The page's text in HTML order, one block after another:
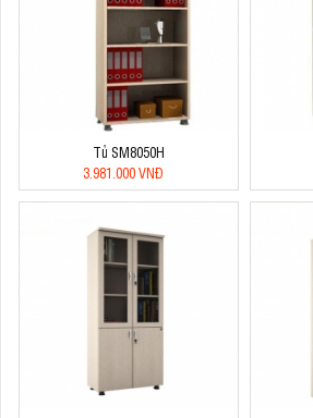
Tủ SM8050H
3.981.000 VNĐ